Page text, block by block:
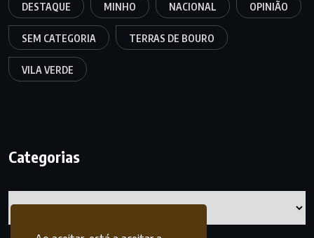
DESTAQUE MINHO NACIONAL OPINIÃO
SEM CATEGORIA TERRAS DE BOURO
VILA VERDE
Categorias